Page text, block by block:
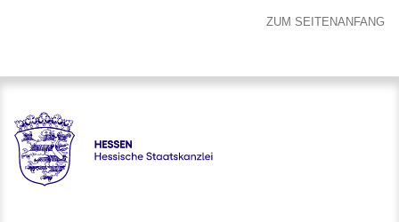
ZUM SEITENANFANG
Hessen - Hessische Staatskanzlei